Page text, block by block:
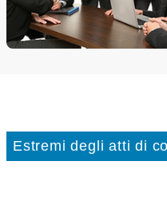
Estremi degli atti di